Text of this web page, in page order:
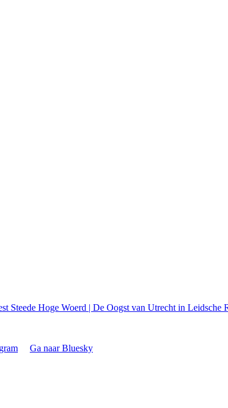
Steede Hoge Woerd | De Oogst van Utrecht in Leidsche
Ga naar Bluesky